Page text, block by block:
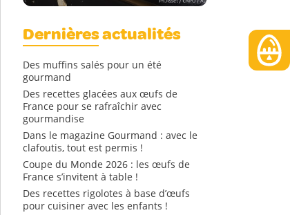
Dernières actualités
Des muffins salés pour un été
gourmand
Des recettes glacées aux œufs de
France pour se rafraîchir avec
gourmandise
Dans le magazine Gourmand : avec le
clafoutis, tout est permis !
Coupe du Monde 2026 : les œufs de
France s’invitent à table !
Des recettes rigolotes à base d’œufs
pour cuisiner avec les enfants !